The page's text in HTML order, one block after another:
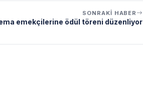
SONRAKI HABER
emekçilerine ödül töreni düzenliyor